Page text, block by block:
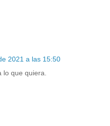
2021 a las 15:50
que quiera.